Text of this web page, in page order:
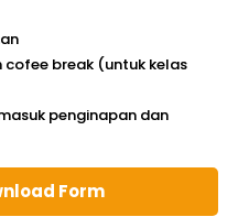
cofee break (untuk kelas
penginapan dan
Form